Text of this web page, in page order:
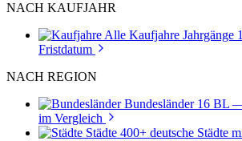
NACH KAUFJAHR
Alle Kaufjahre Jahrgänge
Fristdatum
NACH REGION
Bundesländer 16 BL
im Vergleich
Städte 400+ deutsche Städte